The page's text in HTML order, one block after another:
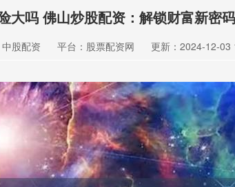
大吗 佛山炒股配资：解锁财富新密
股配资 平台：股票配资网 更新：2024-12-03